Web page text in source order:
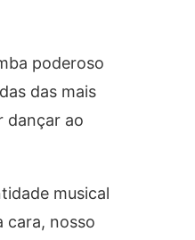
poderoso
das mais
dançar ao
musical
cara, nosso